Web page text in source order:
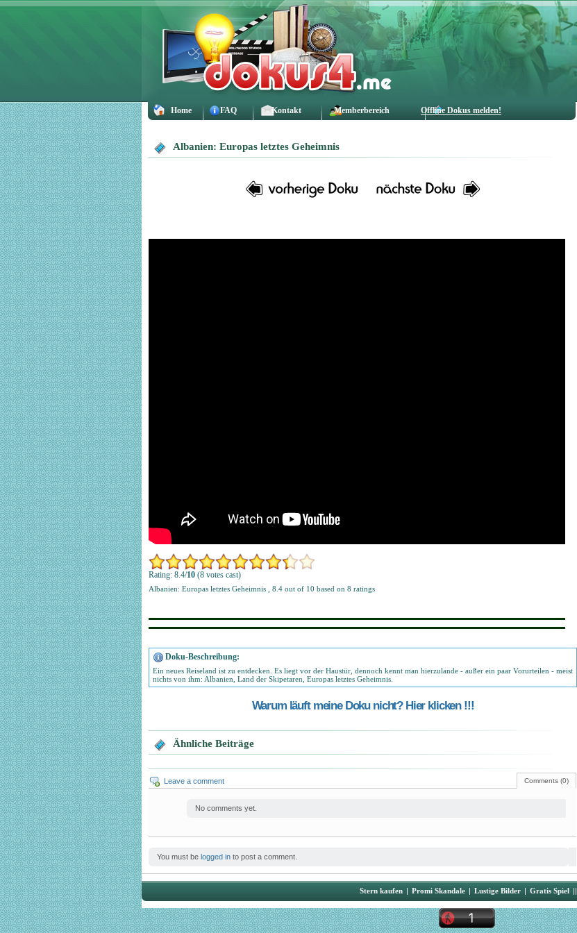
Home FAQ Kontakt Memberbereich Offline Dokus melden!
Albanien: Europas letztes Geheimnis
Rating: 8.4/10 (8 votes cast)
Albanien: Europas letztes Geheimnis 8.4 out of 10 based on 8 ratings
Doku-Beschreibung:
Ein neues Reiseland ist zu entdecken. Es liegt vor der Haustür, dennoch kennt man hierzulande - außer ein paar Vorurteilen - meist
nichts von ihm: Albanien, Land der Skipetaren, Europas letztes Geheimnis.
Warum läuft meine Doku nicht? Hier klicken !!!
Ähnliche Beiträge
Comments (0)
Leave a comment
No comments yet.
You must be logged in to post a comment.
Stern kaufen | Promi Skandale | Lustige Bilder | Gratis Spiel ||